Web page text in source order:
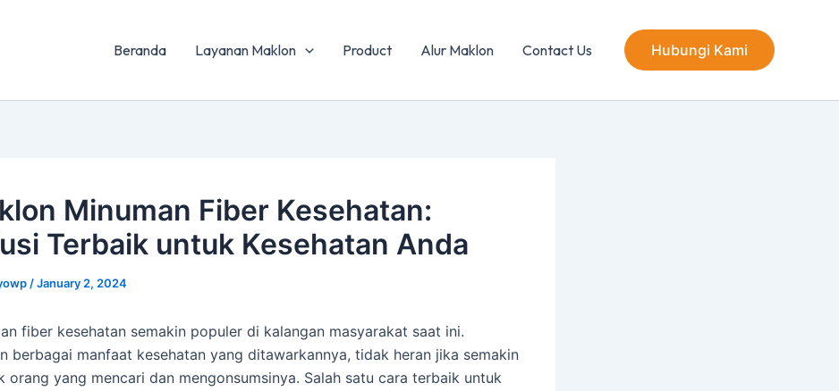
Beranda Layanan Maklon Product Alur Maklon Contact Us Hubungi Kami
Minuman Fiber Kesehatan:
Terbaik untuk Kesehatan Anda
/January 2, 2024
fiber kesehatan semakin populer di kalangan masyarakat saat ini.
berbagai manfaat kesehatan yang ditawarkannya, tidak heran jika semakin
orang yang mencari dan mengonsumsinya. Salah satu cara terbaik untuk